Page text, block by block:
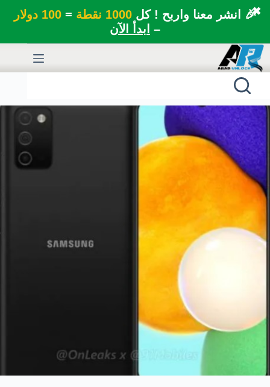
🎉 انشر معنا واربح ! كل1000 نقطة =100 دولار
– ابدأ الآن
✖
التجاوز
إلى
المحتوى